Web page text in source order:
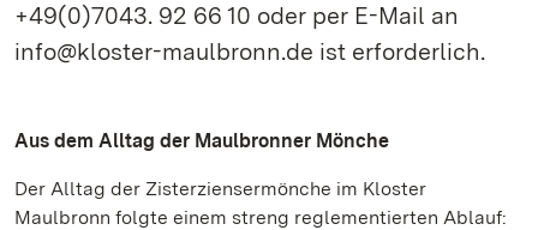
+49(0)7043. 92 66 10 oder per E-Mail an
info@kloster-maulbronn.de ist erforderlich.
Aus dem Alltag der Maulbronner Mönche
Der Alltag der Zisterziensermönche im Kloster
Maulbronn folgte einem streng reglementierten Ablauf: